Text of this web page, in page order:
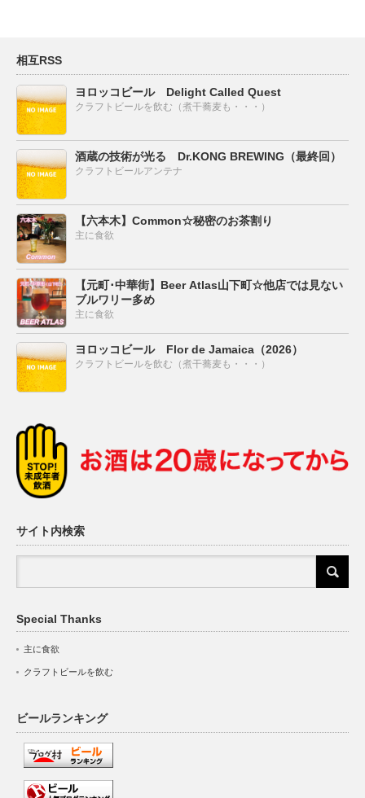
相互RSS
ヨロッコビール Delight Called Quest
クラフトビールを飲む（煮干蕎麦も・・・）
酒蔵の技術が光る Dr.KONG BREWING（最終回）
クラフトビールアンテナ
【六本木】Common☆秘密のお茶割り
主に食欲
【元町･中華街】Beer Atlas山下町☆他店では見ない
ブルワリー多め
主に食欲
ヨロッコビール Flor de Jamaica（2026）
クラフトビールを飲む（煮干蕎麦も・・・）
サイト内検索
Special Thanks
主に食欲
クラフトビールを飲む
ビールランキング